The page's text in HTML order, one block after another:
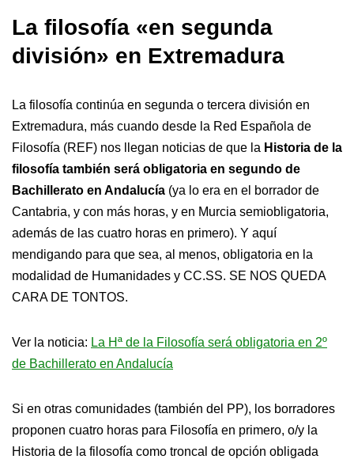
La filosofía «en segunda
división» en Extremadura
La filosofía continúa en segunda o tercera división en
Extremadura, más cuando desde la Red Española de
Filosofía (REF) nos llegan noticias de que la Historia de la
filosofía también será obligatoria en segundo de
Bachillerato en Andalucía (ya lo era en el borrador de
Cantabria, y con más horas, y en Murcia semiobligatoria,
además de las cuatro horas en primero). Y aquí
mendigando para que sea, al menos, obligatoria en la
modalidad de Humanidades y CC.SS. SE NOS QUEDA
CARA DE TONTOS.
Ver la noticia: La Hª de la Filosofía será obligatoria en 2º
de Bachillerato en Andalucía
Si en otras comunidades (también del PP), los borradores
proponen cuatro horas para Filosofía en primero, o/y la
Historia de la filosofía como troncal de opción obligada